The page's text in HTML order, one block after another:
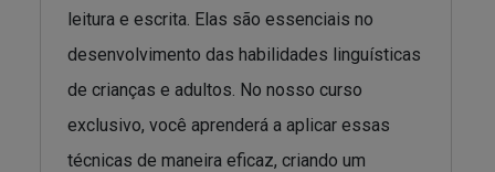
leitura e escrita. Elas são essenciais no
desenvolvimento das habilidades linguísticas
de crianças e adultos. No nosso curso
exclusivo, você aprenderá a aplicar essas
técnicas de maneira eficaz, criando um